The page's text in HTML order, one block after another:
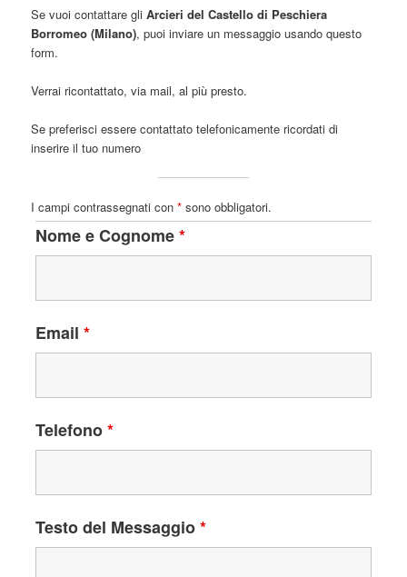
Se vuoi contattare gliArcieri del Castello di Peschiera
Borromeo (Milano), puoi inviare un messaggio usando questo
form.
Verrai ricontattato, via mail, al più presto.
Se preferisci essere contattato telefonicamente ricordati di
inserire il tuo numero
I campi contrassegnati con* sono obbligatori.
Nome e Cognome*
Email*
Telefono*
Testo del Messaggio*